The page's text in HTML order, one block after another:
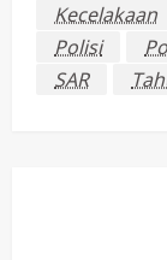
Kecelakaan
Polisi
SAR